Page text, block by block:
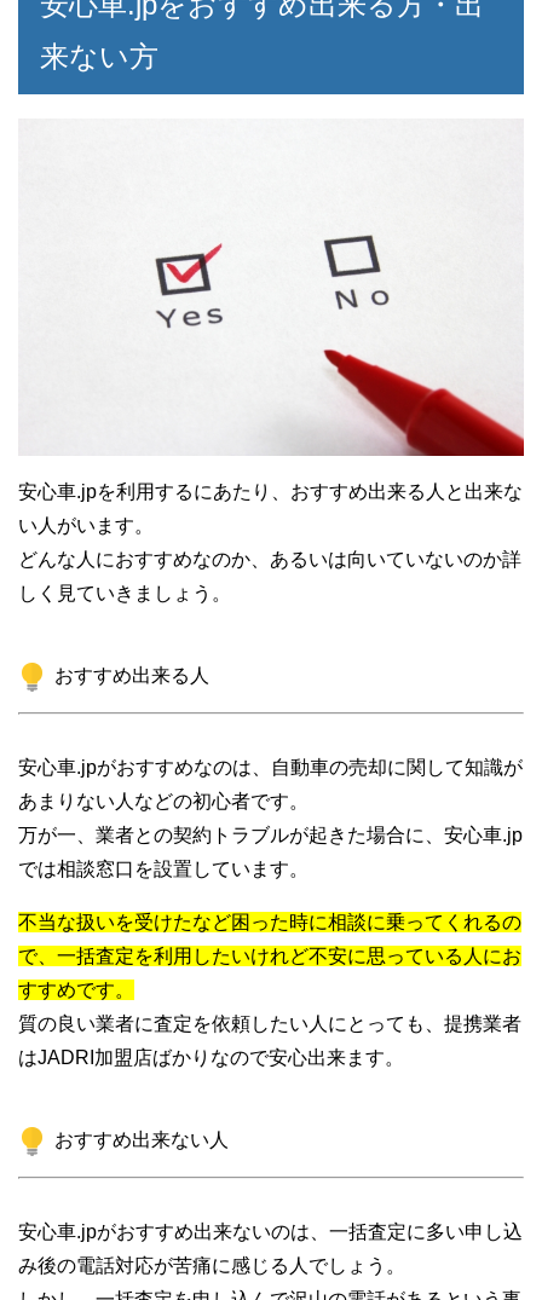
来ない方
安心車.jpを利用するにあたり、おすすめ出来る人と出来な
い人がいます。
どんな人におすすめなのか、あるいは向いていないのか詳
しく見ていきましょう。
おすすめ出来る人
安心車.jpがおすすめなのは、自動車の売却に関して知識が
あまりない人などの初心者です。
万が一、業者との契約トラブルが起きた場合に、安心車.jp
では相談窓口を設置しています。
不当な扱いを受けたなど困った時に相談に乗ってくれるの
で、一括査定を利用したいけれど不安に思っている人にお
すすめです。
質の良い業者に査定を依頼したい人にとっても、提携業者
はJADRI加盟店ばかりなので安心出来ます。
おすすめ出来ない人
安心車.jpがおすすめ出来ないのは、一括査定に多い申し込
み後の電話対応が苦痛に感じる人でしょう。